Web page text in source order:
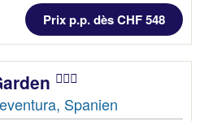
Prix p.p. dès CHF 548
Spanien